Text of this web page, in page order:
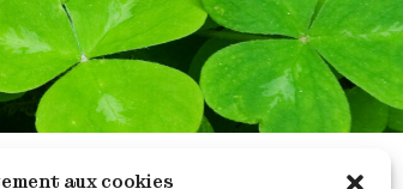
aux cookies